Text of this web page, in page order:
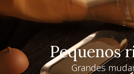
Pequenos
Grandes